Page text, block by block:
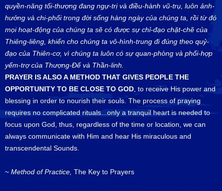
quyền-năng tối-thượng đang ngự-trị và điều-hành vũ-trụ, luôn ảnh-
hưởng và chi-phối trong đời sống hàng ngày của chúng ta, rồi từ đó
mọi hoạt-động của chúng ta sẽ có được sự chỉ-đạo chặt-chẽ của
Thiêng-liêng, khiến cho chúng ta vô-hình-trung đi đúng theo quỷ-
đạo của Thiên-cơ, vì chúng ta luôn có sự quan-phòng và phối-hợp
yểm-trợ của Thượng-Đế và Thần-linh.
PRAYER IS ALSO A METHOD THAT GIVES PEOPLE THE
OPPORTUNITY TO BE CLOSE TO GOD , to receive His power and
blessing in order to nourish their souls. The process of praying
requires no complicated rituals...only a tranquil heart is needed to
focus upon God, thus, regardless of the time or location, we can
always communicate with Him and hear His miraculous and
transcendental Sounds.
~ Method of Practice, The Key to Prayers